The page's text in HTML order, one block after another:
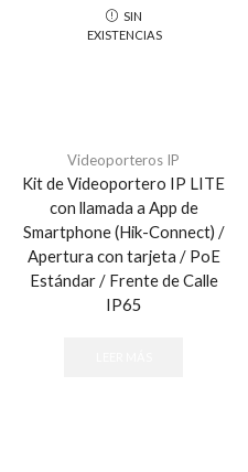
SIN
EXISTENCIAS
Videoporteros IP
Kit de Videoportero IP LITE
con llamada a App de
Smartphone (Hik-Connect) /
Apertura con tarjeta / PoE
Estándar / Frente de Calle
IP65